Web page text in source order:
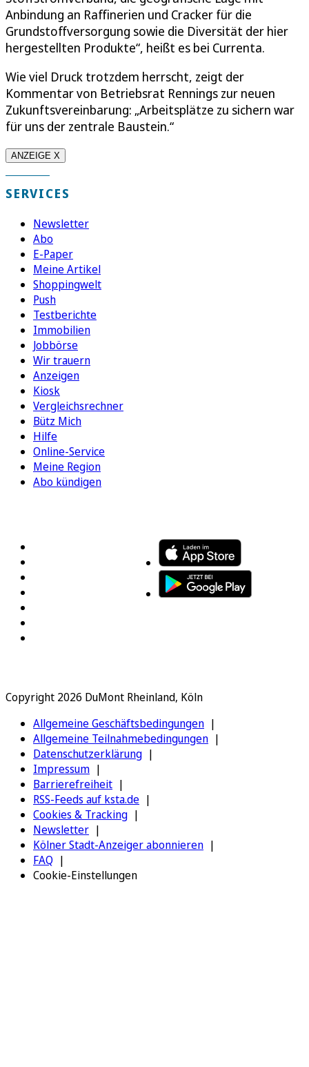
Anbindung an Raffinerien und Cracker für die
Grundstoffversorgung sowie die Diversität der hier
hergestellten Produkte“, heißt es bei Currenta.
Wie viel Druck trotzdem herrscht, zeigt der
Kommentar von Betriebsrat Rennings zur neuen
Zukunftsvereinbarung: „Arbeitsplätze zu sichern war
für uns der zentrale Baustein.“
ANZEIGE X
SERVICES
Newsletter
Abo
E-Paper
Meine Artikel
Shoppingwelt
Push
Testberichte
Immobilien
Jobbörse
Wir trauern
Anzeigen
Kiosk
Vergleichsrechner
Bütz Mich
Hilfe
Online-Service
Meine Region
Abo kündigen
Copyright 2026 DuMont Rheinland, Köln
Allgemeine Geschäftsbedingungen
Allgemeine Teilnahmebedingungen
Datenschutzerklärung
Impressum
Barrierefreiheit
RSS-Feeds auf ksta.de
Cookies & Tracking
Newsletter
Kölner Stadt-Anzeiger abonnieren
FAQ
Cookie-Einstellungen